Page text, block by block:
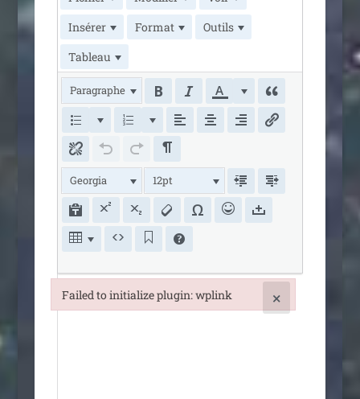
Insérer
Format
Outils
Tableau
Paragraphe
Georgia 12pt
Failed to initialize plugin: wplink ×
Failed to initialize plugin: wplink